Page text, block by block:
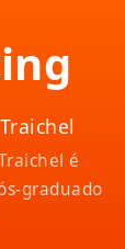
é
graduado